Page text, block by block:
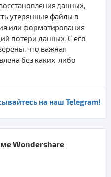
данных,
утерянные файлы в
или форматирования
потери данных. С его
что важная
без каких-либо
на наш Telegram!
Wondershare